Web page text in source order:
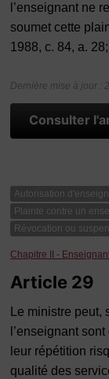
l’enseignant ne
soumet cette
1988, c. 84, a.
Dernière mise à jour :
Consulter
Autorisation
Plainte contre un
Révocation ou
Chapitre II -
Article 29
Le ministre peut,
l’enseignant
leur répétition
qualité des